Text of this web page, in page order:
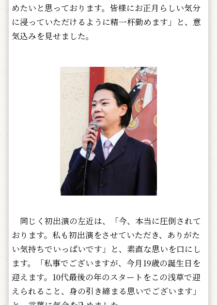
めたいと思っております。皆様にお正月らしい気分
に浸っていただけるように精一杯勤めます」と、意
気込みを見せました。
同じく初出演の左近は、「今、本当に圧倒されて
おります。私も初出演をさせていただき、ありがた
い気持ちでいっぱいです」と、素直な思いを口にし
ます。「私事でございますが、今月19歳の誕生日を
迎えます。10代最後の年のスタートをこの浅草で迎
えられること、身の引き締まる思いでございます」